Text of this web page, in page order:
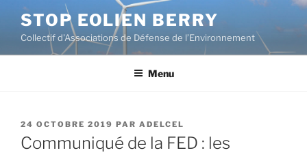
contenu
principal
STOP EOLIEN BERRY
Collectif d'Associations de Défense de l’Environnement
Menu
PUBLIÉ
LE
24 OCTOBRE 2019 PAR ADELCEL
Communiqué de la FED : les